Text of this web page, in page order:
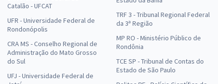
Catalão - UFCAT
UFR - Universidade Federal de
Rondonópolis
CRA MS - Conselho Regional de
Administração do Mato Grosso
do Sul
UFJ - Universidade Federal de
TRF 3 - Tribunal Regional Federal
da 3ª Região
MP RO - Ministério Público de
Rondônia
TCE SP - Tribunal de Contas do
Estado de São Paulo